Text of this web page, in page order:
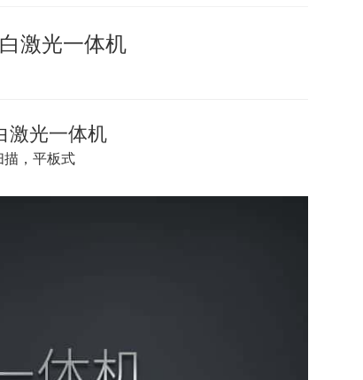
激光一体机
激光一体机
描，平板式